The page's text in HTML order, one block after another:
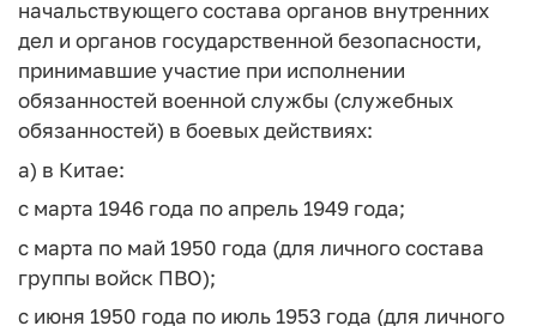
начальствующего состава органов внутренних
дел и органов государственной безопасности,
принимавшие участие при исполнении
обязанностей военной службы (служебных
обязанностей) в боевых действиях:
а) в Китае:
с марта 1946 года по апрель 1949 года;
с марта по май 1950 года (для личного состава
группы войск ПВО);
с июня 1950 года по июль 1953 года (для личного